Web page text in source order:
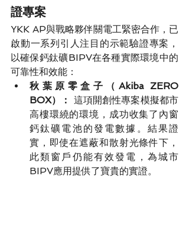
證專案
YKK AP與戰略夥伴關電工緊密合作，已
啟動一系列引人注目的示範驗證專案，
以確保鈣鈦礦BIPV在各種實際環境中的
可靠性和效能：
秋葉原零盒子（Akiba ZERO
BOX）：
這項開創性專案模擬都市
高樓環繞的環境，成功收集了內窗
鈣鈦礦電池的發電數據。結果證
實，即使在遮蔽和散射光條件下，
此類窗戶仍能有效發電，為城市
BIPV應用提供了寶貴的實證。